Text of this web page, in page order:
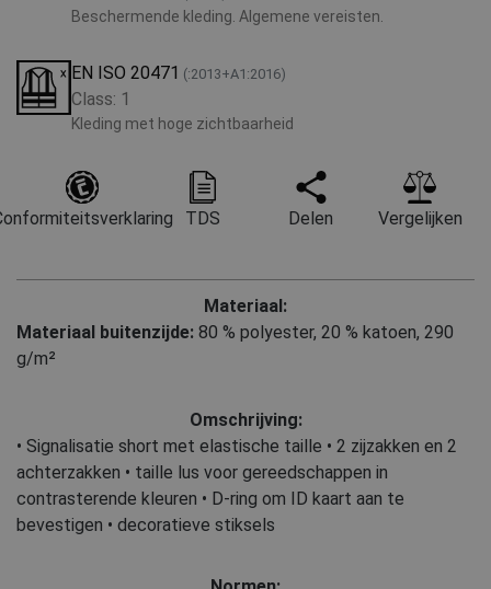
Beschermende kleding. Algemene vereisten.
EN ISO 20471 (:2013+A1:2016)
Class: 1
Kleding met hoge zichtbaarheid
TDS Delen Vergelijken
Materiaal:
Materiaal buitenzijde: 80 % polyester, 20 % katoen, 290
g/m²
Omschrijving:
• Signalisatie short met elastische taille • 2 zijzakken en 2
achterzakken • taille lus voor gereedschappen in
contrasterende kleuren • D-ring om ID kaart aan te
bevestigen • decoratieve stiksels